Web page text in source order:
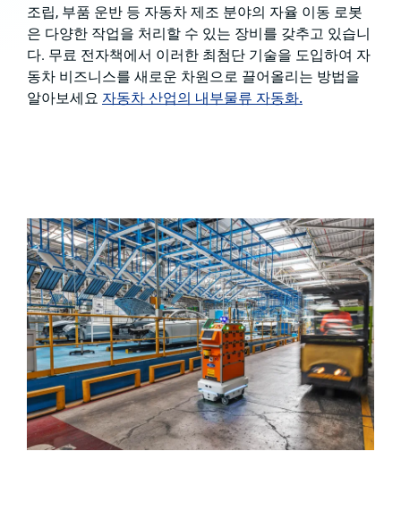
조립, 부품 운반 등 자동차 제조 분야의 자율 이동 로봇
은 다양한 작업을 처리할 수 있는 장비를 갖추고 있습니
다. 무료 전자책에서 이러한 최첨단 기술을 도입하여 자
동차 비즈니스를 새로운 차원으로 끌어올리는 방법을
알아보세요 자동차 산업의 내부물류 자동화.